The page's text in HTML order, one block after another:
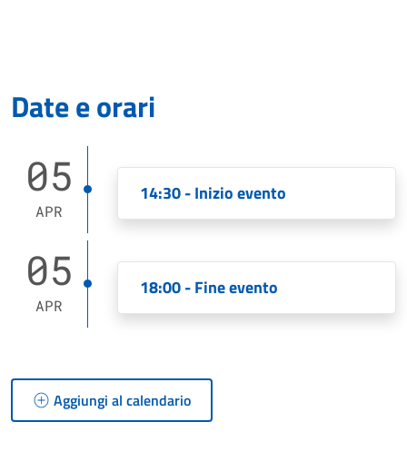
Date e orari
05
APR
14:30 - Inizio evento
05
APR
18:00 - Fine evento
Aggiungi al calendario